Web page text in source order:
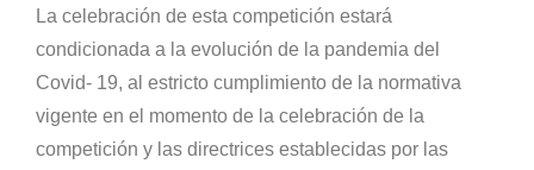
La celebración de esta competición estará
condicionada a la evolución de la pandemia del
Covid- 19, al estricto cumplimiento de la normativa
vigente en el momento de la celebración de la
competición y las directrices establecidas por las